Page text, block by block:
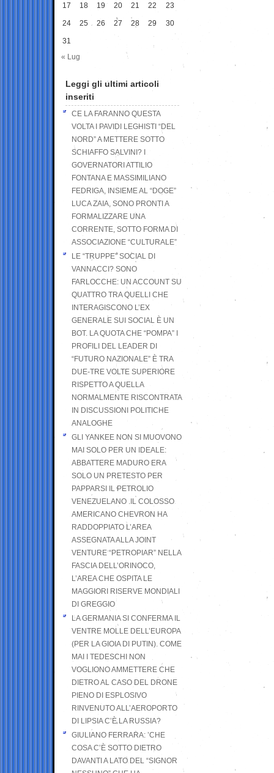
17 18 19 20 21 22 23
24 25 26 27 28 29 30
31
« Lug
Leggi gli ultimi articoli
inseriti
CE LA FARANNO QUESTA
VOLTA I PAVIDI LEGHISTI “DEL
NORD” A METTERE SOTTO
SCHIAFFO SALVINI? I
GOVERNATORI ATTILIO
FONTANA E MASSIMILIANO
FEDRIGA, INSIEME AL “DOGE”
LUCA ZAIA, SONO PRONTI A
FORMALIZZARE UNA
CORRENTE, SOTTO FORMA DI
ASSOCIAZIONE “CULTURALE”
LE “TRUPPE” SOCIAL DI
VANNACCI? SONO
FARLOCCHE: UN ACCOUNT SU
QUATTRO TRA QUELLI CHE
INTERAGISCONO L’EX
GENERALE SUI SOCIAL È UN
BOT. LA QUOTA CHE “POMPA” I
PROFILI DEL LEADER DI
“FUTURO NAZIONALE” È TRA
DUE-TRE VOLTE SUPERIORE
RISPETTO A QUELLA
NORMALMENTE RISCONTRATA
IN DISCUSSIONI POLITICHE
ANALOGHE
GLI YANKEE NON SI MUOVONO
MAI SOLO PER UN IDEALE:
ABBATTERE MADURO ERA
SOLO UN PRETESTO PER
PAPPARSI IL PETROLIO
VENEZUELANO .IL COLOSSO
AMERICANO CHEVRON HA
RADDOPPIATO L’AREA
ASSEGNATA ALLA JOINT
VENTURE “PETROPIAR” NELLA
FASCIA DELL’ORINOCO,
L’AREA CHE OSPITA LE
MAGGIORI RISERVE MONDIALI
DI GREGGIO
LA GERMANIA SI CONFERMA IL
VENTRE MOLLE DELL’EUROPA
(PER LA GIOIA DI PUTIN). COME
MAI I TEDESCHI NON
VOGLIONO AMMETTERE CHE
DIETRO AL CASO DEL DRONE
PIENO DI ESPLOSIVO
RINVENUTO ALL’AEROPORTO
DI LIPSIA C’È LA RUSSIA?
GIULIANO FERRARA: ’CHE
COSA C’È SOTTO DIETRO
DAVANTI A LATO DEL “SIGNOR